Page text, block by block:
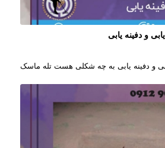
و دفینه یابی
و دفینه یابی به چه شکلی هست تله ماسک